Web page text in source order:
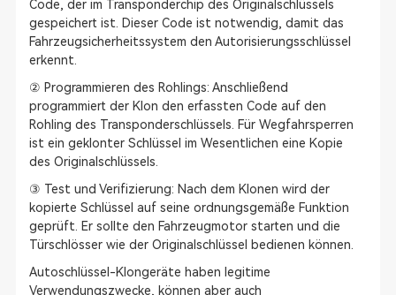
Code, der im Transponderchip des Originalschlüssels
gespeichert ist. Dieser Code ist notwendig, damit das
Fahrzeugsicherheitssystem den Autorisierungsschlüssel
erkennt.
② Programmieren des Rohlings: Anschließend
programmiert der Klon den erfassten Code auf den
Rohling des Transponderschlüssels. Für Wegfahrsperren
ist ein geklonter Schlüssel im Wesentlichen eine Kopie
des Originalschlüssels.
③ Test und Verifizierung: Nach dem Klonen wird der
kopierte Schlüssel auf seine ordnungsgemäße Funktion
geprüft. Er sollte den Fahrzeugmotor starten und die
Türschlösser wie der Originalschlüssel bedienen können.
Autoschlüssel-Klongeräte haben legitime
Verwendungszwecke, können aber auch